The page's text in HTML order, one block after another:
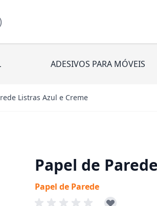
ADESIVOS PARA MÓVEIS
Listras Azul e Creme
Papel de
Papel de Parede